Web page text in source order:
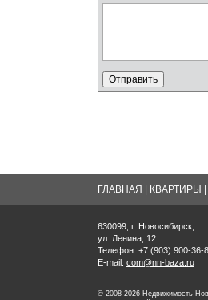
ГЛАВНАЯ КВАРТИРЫ
630099, г. Новосибирск,
ул. Ленина, 12
Телефон: +7 (903) 900-36-
E-mail: com@nn-baza.ru
© 2008-2026 Недвижимость